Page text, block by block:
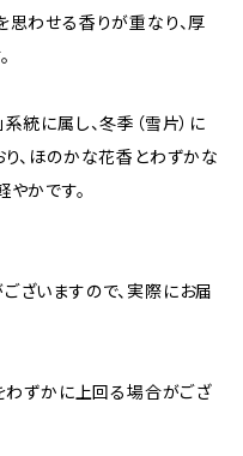
思わせる香りが重なり、厚
統に属し、冬季（雪片）に
、ほのかな花香とわずかな
かです。
ざいますので、実際にお届
ずかに上回る場合がござ